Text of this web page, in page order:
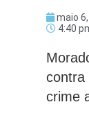
maio
4:40
contra
crime